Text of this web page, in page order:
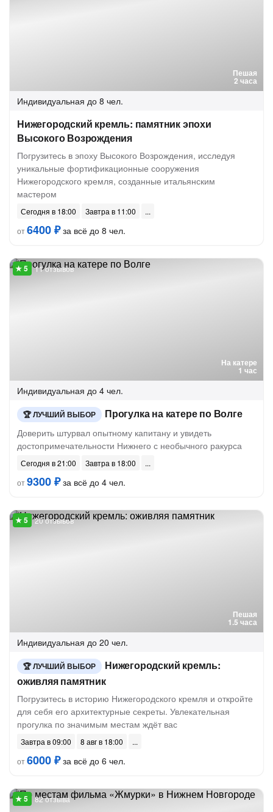
Пешая
2 часа
Индивидуальная до 8 чел.
Нижегородский кремль: памятник эпохи
Высокого Возрождения
Погрузитесь в эпоху Высокого Возрождения, исследуя
уникальные фортификационные сооружения
Нижегородского кремля, созданные итальянским
мастером
Сегодня в 18:00
Завтра в 11:00
от6400 ₽за всё до 8 чел.
На катере
1 час
11 отзывов
Индивидуальная до 4 чел.
ЛУЧШИЙ ВЫБОР Прогулка на катере по Волге
Доверить штурвал опытному капитану и увидеть
достопримечательности Нижнего с необычного ракурса
Сегодня в 21:00
Завтра в 18:00
от9300 ₽за всё до 4 чел.
Пешая
1.5 часа
20 отзывов
Индивидуальная до 20 чел.
ЛУЧШИЙ ВЫБОР
Нижегородский кремль:
оживляя памятник
Погрузитесь в историю Нижегородского кремля и откройте
для себя его архитектурные секреты. Увлекательная
прогулка по значимым местам ждёт вас
Завтра в 09:00
8 авг в 18:00
от6000 ₽за всё до 6 чел.
82 отзыва